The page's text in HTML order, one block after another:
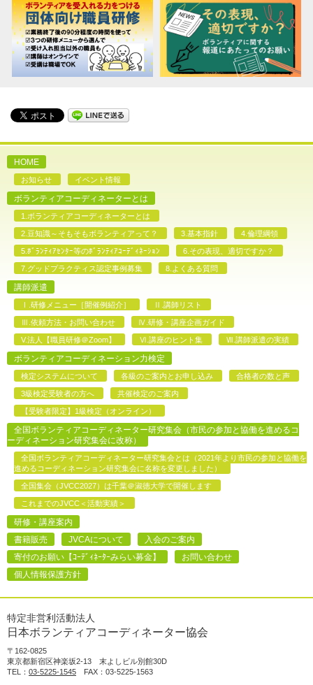
HOME
お知らせ イベント情報
ボランティアコーディネーターとは
1.ボランティアコーディネーターとは
2.豆知識～そもそもボランティアって？ 3.基本指針 4.倫理綱領
5.ﾎﾞﾗﾝﾃｨｱｾﾝﾀｰ等のﾎﾞﾗﾝﾃｨｱｺｰﾃﾞｨﾈｰｼｮﾝ 6.その表現、適切ですか？
7.グッドプラクティス認定事例募集 8.よくある質問
講師派遣
Ⅰ.研修メニュー［開催例紹介］ Ⅱ.講師リスト
Ⅲ.依頼方法・お問い合わせ Ⅳ.研修・講座企画ガイド
V.法人【職員研修＠Zoom】 Ⅵ.講座のヒント集 Ⅶ.講師派遣の実績
ボランティアコーディネーション力検定
検定システムについて 各級のご案内とお申し込み 合格者の数と声
3級検定受験者の方へ 共催検定のご案内
【受験者限定】1級検定（オンライン）
全国ボランティアコーディネーター研究集会（市民の参加と協働を進めるコ
ーディネーション研究集会に改称）
全国ボランティアコーディネーター研究集会とは（2021年より市民の参加と協働を
進めるコーディネーション研究集会に名称を変更しました）
全国集会（JVCC2027）は千葉＠淑徳大学で開催します
これまでのJVCC＜活動実績＞
研修・講座案内
書籍販売
JVCAについて
入会のご案内
寄付のお願い【ｺｰﾃﾞｨﾈｰﾀｰみらい募金】
お問い合わせ
個人情報保護方針
特定非営利活動法人
日本ボランティアコーディネーター協会
〒162-0825
東京都新宿区神楽坂2-13 末よしビル別館30D
TEL： 03-5225-1545 FAX：03-5225-1563